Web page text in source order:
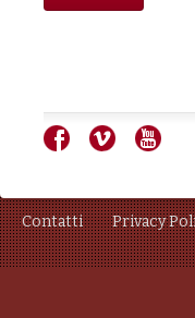
Contatti Privacy